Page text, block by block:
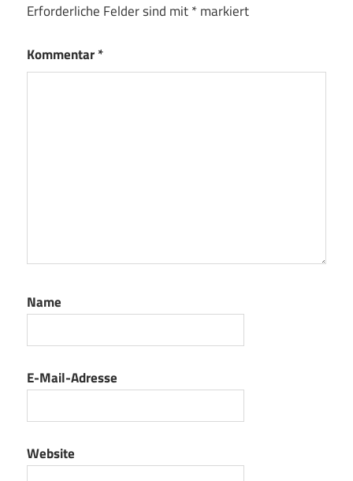
Erforderliche Felder sind mit*markiert
Kommentar*
Name
E-Mail-Adresse
Website